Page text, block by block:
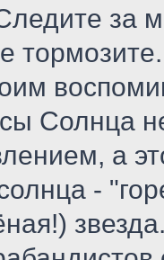
за
тормозите.
Солнца
а
-